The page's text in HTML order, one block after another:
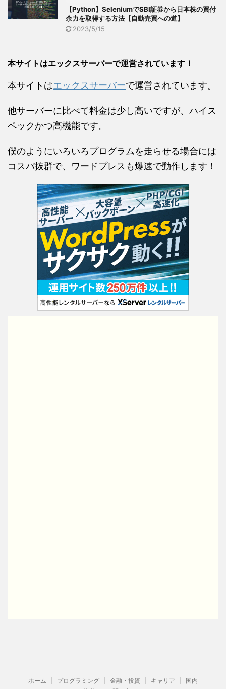
【Python】SeleniumでSBI証券から日本株の買付
余力を取得する方法【自動売買への道】
2023/5/15
本サイトはエックスサーバーで運営されています！
本サイトはエックスサーバーで運営されています。
他サーバーに比べて料金は少し高いですが、ハイス
ペックかつ高機能です。
僕のようにいろいろプログラムを走らせる場合には
コスパ抜群で、ワードプレスも爆速で動作します！
ホーム プログラミング 金融・投資 キャリア
国内